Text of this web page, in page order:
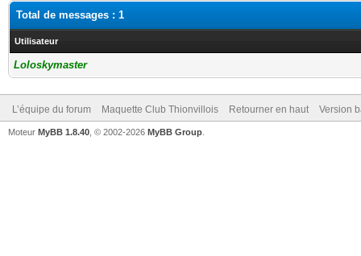
Total de messages : 1
Utilisateur
Loloskymaster
L’équipe du forum Maquette Club Thionvillois Retourner en haut Version
Moteur MyBB 1.8.40 , © 2002-2026 MyBB Group